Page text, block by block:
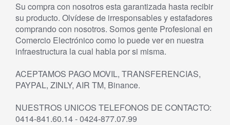
Su compra con nosotros esta garantizada hasta recibir
su producto. Olvídese de irresponsables y estafadores
comprando con nosotros. Somos gente Profesional en
Comercio Electrónico como lo puede ver en nuestra
infraestructura la cual habla por si misma.
ACEPTAMOS PAGO MOVIL, TRANSFERENCIAS,
PAYPAL, ZINLY, AIR TM, Binance.
NUESTROS UNICOS TELEFONOS DE CONTACTO:
0414-841.60.14 - 0424-877.07.99